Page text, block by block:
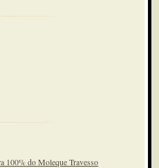
100% do Moleque Travesso